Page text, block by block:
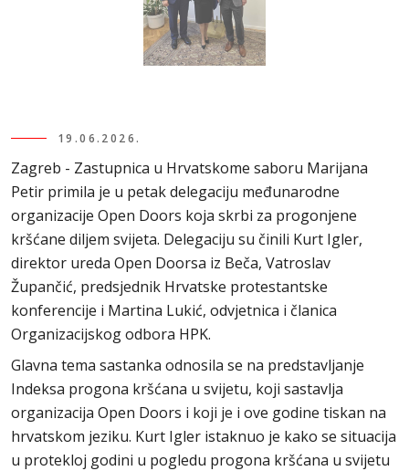
19.06.2026.
Zagreb - Zastupnica u Hrvatskome saboru Marijana
Petir primila je u petak delegaciju međunarodne
organizacije Open Doors koja skrbi za progonjene
kršćane diljem svijeta. Delegaciju su činili Kurt Igler,
direktor ureda Open Doorsa iz Beča, Vatroslav
Župančić, predsjednik Hrvatske protestantske
konferencije i Martina Lukić, odvjetnica i članica
Organizacijskog odbora HPK.
Glavna tema sastanka odnosila se na predstavljanje
Indeksa progona kršćana u svijetu, koji sastavlja
organizacija Open Doors i koji je i ove godine tiskan na
hrvatskom jeziku. Kurt Igler istaknuo je kako se situacija
u protekloj godini u pogledu progona kršćana u svijetu